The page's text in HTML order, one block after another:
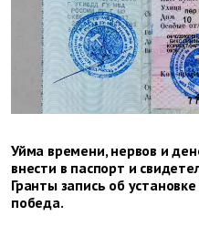
Уйма времени, нервов и
внести в паспорт и
Гранты запись об
победа.